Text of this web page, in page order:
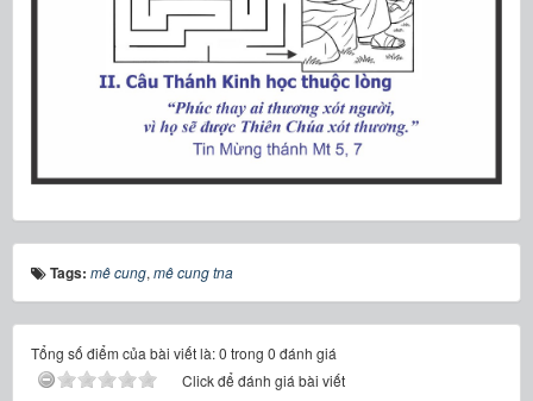
Tags: mê cung, mê cung tna
Tổng số điểm của bài viết là: 0 trong 0 đánh giá
Click để đánh giá bài viết